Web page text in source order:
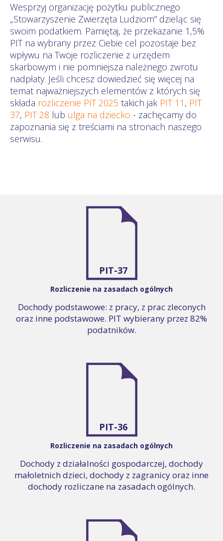
Wesprzyj organizację pożytku publicznego
„Stowarzyszenie Zwierzęta Ludziom” dzieląc się
swoim podatkiem. Pamiętaj, że przekazanie 1,5%
PIT na wybrany przez Ciebie cel pozostaje bez
wpływu na Twoje rozliczenie z urzędem
skarbowym i nie pomniejsza należnego zwrotu
nadpłaty. Jeśli chcesz dowiedzieć się więcej na
temat najważniejszych elementów z których się
składa rozliczenie PIT 2025 takich jak PIT 11 , PIT
37, PIT 28 lub ulga na dziecko - zachęcamy do
zapoznania się z treściami na stronach naszego
serwisu.
PIT-37
Rozliczenie na zasadach ogólnych
Dochody podstawowe: z pracy, z prac zleconych
oraz inne podstawowe. PIT wybierany przez 82%
podatników.
PIT-36
Rozliczenie na zasadach ogólnych
Dochody z działalności gospodarczej, dochody
małoletnich dzieci, dochody z zagranicy oraz inne
dochody rozliczane na zasadach ogólnych.